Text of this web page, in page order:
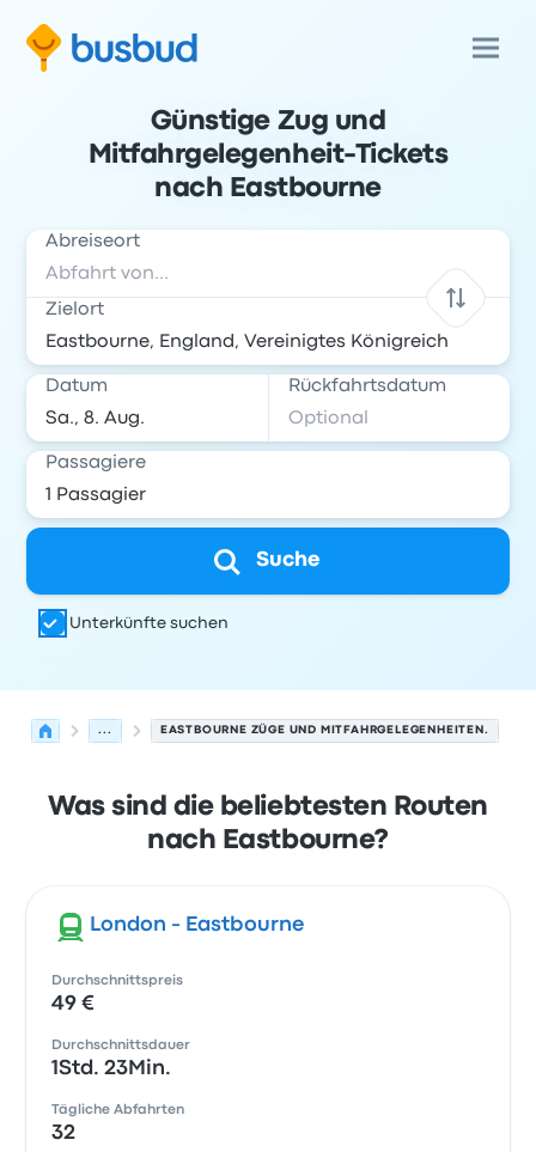
Günstige Zug und
Mitfahrgelegenheit-Tickets
nach Eastbourne
Abreiseort
Zielort
Datum Rückfahrtsdatum
Passagiere
Suche
Unterkünfte suchen
... EASTBOURNE ZÜGE UND MITFAHRGELEGENHEITEN.
Was sind die beliebtesten Routen
nach Eastbourne?
London - Eastbourne
Durchschnittspreis
49 €
Durchschnittsdauer
1Std. 23Min.
Tägliche Abfahrten
32